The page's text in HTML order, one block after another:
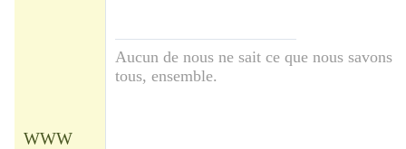
Aucun de nous ne sait ce que nous savons
tous, ensemble.
WWW